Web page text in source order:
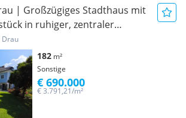
| Großzügiges Stadthaus mit
in ruhiger, zentraler
Drau
182 m²
Sonstige
€ 3.791,21/m²
€ 690.000